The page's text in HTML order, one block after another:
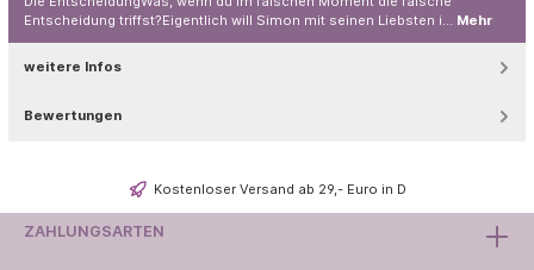
Entscheidung triffst?Eigentlich will Simon mit seinen Liebsten i… Mehr
weitere Infos
Bewertungen
Kostenloser Versand ab 29,- Euro in D
ZAHLUNGSARTEN